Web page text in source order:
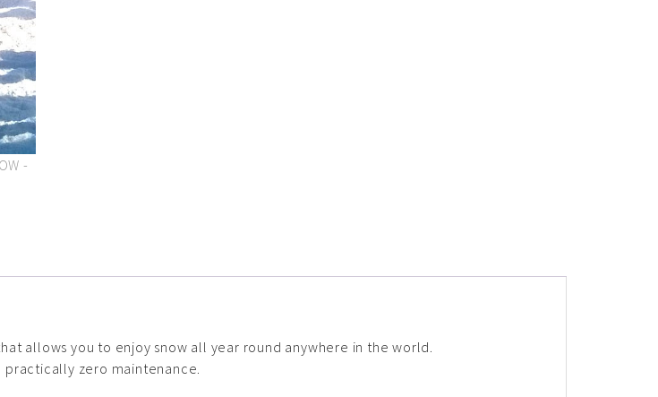
allows you to enjoy snow all year round anywhere in the world.
zero maintenance.